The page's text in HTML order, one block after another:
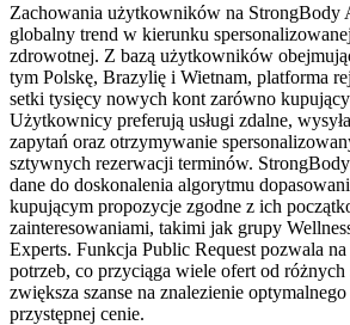
Zachowania użytkowników na StrongBody
globalny trend w kierunku
zdrowotnej. Z bazą użytkowników
tym Polskę, Brazylię i Wietnam, platforma
setki tysięcy nowych kont zarówno
Użytkownicy preferują usługi zdalne,
zapytań oraz otrzymywanie
sztywnych rezerwacji terminów.
dane do doskonalenia algorytmu
kupującym propozycje zgodne z ich
zainteresowaniami, takimi jak grupy
Experts. Funkcja Public Request pozwala na
potrzeb, co przyciąga wiele ofert od
zwiększa szanse na znalezienie
przystępnej cenie.